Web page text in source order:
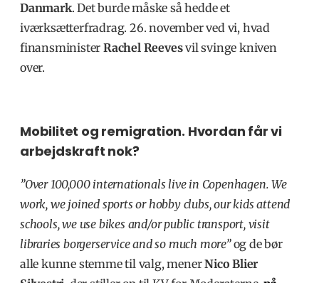
Danmark. Det burde måske så hedde et
iværksætterfradrag. 26. november ved vi, hvad
finansministerRachel Reevesvil svinge kniven
over.
Mobilitet og remigration. Hvordan får vi
arbejdskraft nok?
”Over 100,000 internationals live in Copenhagen. We
work, we joined sports or hobby clubs, our kids attend
schools, we use bikes and/or public transport, visit
libraries borgerservice and so much more”og de bør
alle kunne stemme til valg, menerNico Blier